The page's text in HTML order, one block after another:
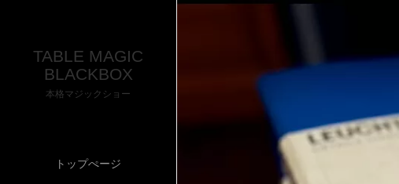
TABLE MAGIC
BLACKBOX
本格マジックショー
トップぺージ